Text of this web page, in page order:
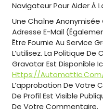
Navigateur Pour Aider À
Une Chaîne
Adresse E-Mail
Être Fournie Au Service
L’utilisez. La Politique
Gravatar Est Disponible
Https://
L’approbation De Votre
De Profil Est Visible
De Votre Commentaire.